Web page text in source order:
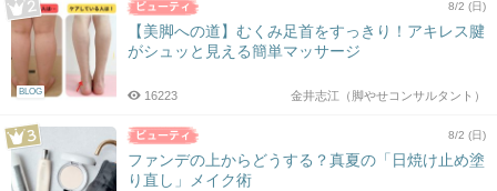
BLOG
8/2 (日)
【美脚への道】むくみ足首をすっきり！アキレス腱
がシュッと見える簡単マッサージ
金井志江（脚やせコンサルタント）
16223
8/2 (日)
ファンデの上からどうする？真夏の「日焼け止め塗
り直し」メイク術